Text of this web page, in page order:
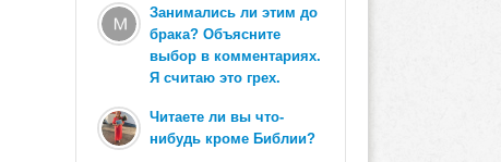
Занимались ли этим до
брака? Объясните
выбор в комментариях.
Я считаю это грех.
Читаете ли вы что-
нибудь кроме Библии?